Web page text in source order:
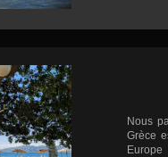
Nous
Grèce